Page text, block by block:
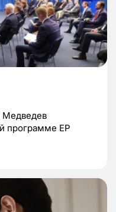
Медведев
программе ЕР